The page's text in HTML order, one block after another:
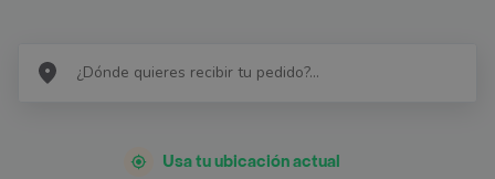
Usa tu ubicación actual